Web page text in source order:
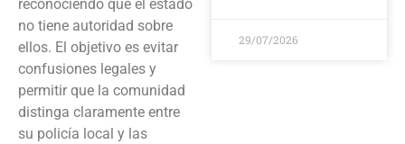
reconociendo que el estado
no tiene autoridad sobre
ellos. El objetivo es evitar
confusiones legales y
permitir que la comunidad
distinga claramente entre
su policía local y las
29/07/2026